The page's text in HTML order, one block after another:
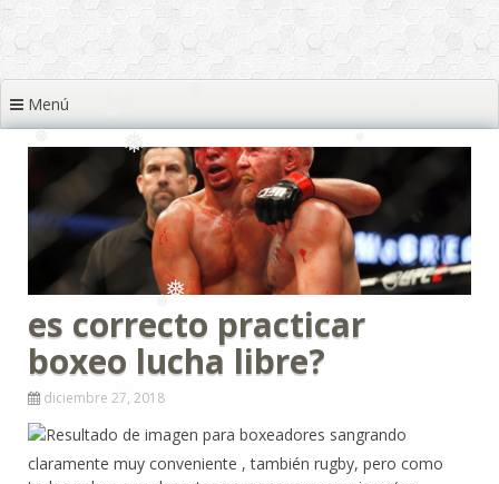
❅
❅ ❅
❅
❅ ❅
❅ ❅
❅
Menú
es correcto practicar
boxeo lucha libre?
diciembre 27, 2018
claramente muy conveniente , también rugby, pero como